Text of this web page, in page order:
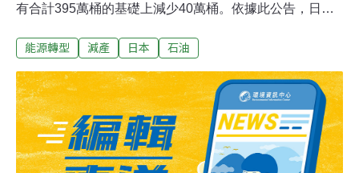
有合計395萬桶的基礎上減少40萬桶。依據此公告，日本5
削減10%，其中日本最大JX日礦日石能源將考慮部分縮小
力的JX日礦日石能源，討論將位於橫濱市的根岸煉油廠的
原油冶煉核心裝置由2套減少為1套，或關閉只擁有1套裝
置的日本國內三處煉油廠中的一個。包括山口縣麻裏布煉
油廠、大分市的大分煉油廠和大阪府高石市大阪煉油廠。
日本經濟産業省預測汽油和煤油等燃料油的日本國內需求
能源轉型 減產 日本 石油